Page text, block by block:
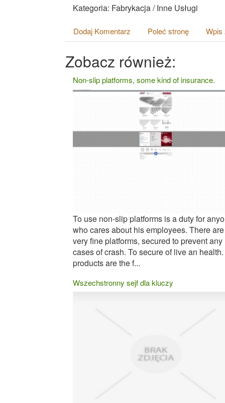
Kategoria: Fabrykacja / Inne Usługi
Dodaj Komentarz Poleć stronę Wpis
Zobacz również:
Non-slip platforms, some kind of insurance.
To use non-slip platforms is a duty for
who cares about his employees. There are
very fine platforms, secured to prevent any
cases of crash. To secure of live an
products are the f...
Wszechstronny sejf dla kluczy